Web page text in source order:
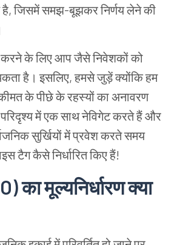
है,जिसमेंसमझ-बूझकरनिर्णयलेनेकी
करनेकेलिएआपजैसेनिवेशकोंको
है। इसलिए,हमसेजुड़ेंक्योंकिहम
केपीछेकेरहस्योंकाअनावरण
परिदृश्यमेंएकसाथनेविगेटकरतेहैंऔर
सुर्खियोंमेंप्रवेशकरतेसमय
टैगकैसेनिर्धारितकिएहैं!
कामूल्यनिर्धारणक्या